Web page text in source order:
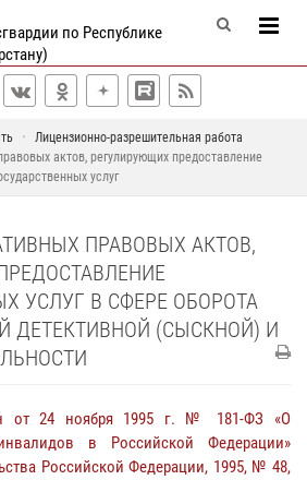
по Республике
Лицензионно-разрешительная работа
актов, регулирующих предоставление
услуг
ПРАВОВЫХ АКТОВ,
УСЛУГ В СФЕРЕ ОБОРОТА
ДЕТЕКТИВНОЙ (СЫСКНОЙ) И
от 24 ноября 1995 г. № 181-ФЗ «О
в Российской Федерации»
Российской Федерации, 1995, № 48,